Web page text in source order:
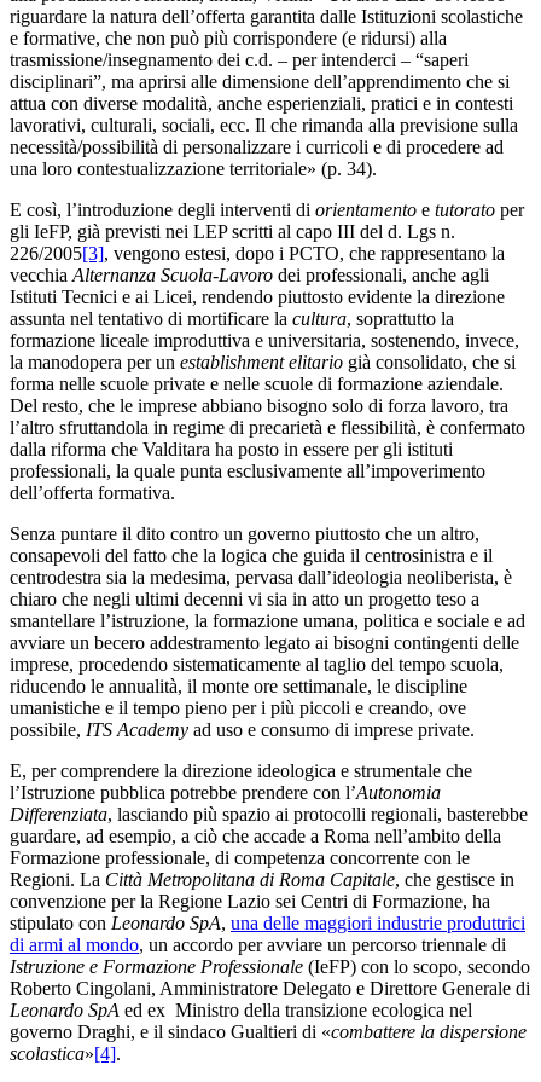
riguardare la natura dell’offerta garantita dalle Istituzioni scolastiche
e formative, che non può più corrispondere (e ridursi) alla
trasmissione/insegnamento dei c.d. – per intenderci – “saperi
disciplinari”, ma aprirsi alle dimensione dell’apprendimento che si
attua con diverse modalità, anche esperienziali, pratici e in contesti
lavorativi, culturali, sociali, ecc. Il che rimanda alla previsione sulla
necessità/possibilità di personalizzare i curricoli e di procedere ad
una loro contestualizzazione territoriale» (p. 34).
E così, l’introduzione degli interventi di orientamento e tutorato per
gli IeFP, già previsti nei LEP scritti al capo III del d. Lgs n.
226/2005[3], vengono estesi, dopo i PCTO, che rappresentano la
vecchia Alternanza Scuola-Lavoro dei professionali, anche agli
Istituti Tecnici e ai Licei, rendendo piuttosto evidente la direzione
assunta nel tentativo di mortificare la cultura, soprattutto la
formazione liceale improduttiva e universitaria, sostenendo, invece,
la manodopera per un establishment elitario già consolidato, che si
forma nelle scuole private e nelle scuole di formazione aziendale.
Del resto, che le imprese abbiano bisogno solo di forza lavoro, tra
l’altro sfruttandola in regime di precarietà e flessibilità, è confermato
dalla riforma che Valditara ha posto in essere per gli istituti
professionali, la quale punta esclusivamente all’impoverimento
dell’offerta formativa.
Senza puntare il dito contro un governo piuttosto che un altro,
consapevoli del fatto che la logica che guida il centrosinistra e il
centrodestra sia la medesima, pervasa dall’ideologia neoliberista, è
chiaro che negli ultimi decenni vi sia in atto un progetto teso a
smantellare l’istruzione, la formazione umana, politica e sociale e ad
avviare un becero addestramento legato ai bisogni contingenti delle
imprese, procedendo sistematicamente al taglio del tempo scuola,
riducendo le annualità, il monte ore settimanale, le discipline
umanistiche e il tempo pieno per i più piccoli e creando, ove
possibile, ITS Academy ad uso e consumo di imprese private.
E, per comprendere la direzione ideologica e strumentale che
l’Istruzione pubblica potrebbe prendere con l’Autonomia
Differenziata, lasciando più spazio ai protocolli regionali, basterebbe
guardare, ad esempio, a ciò che accade a Roma nell’ambito della
Formazione professionale, di competenza concorrente con le
Regioni. La Città Metropolitana di Roma Capitale, che gestisce in
convenzione per la Regione Lazio sei Centri di Formazione, ha
stipulato con Leonardo SpA, una delle maggiori industrie produttrici
di armi al mondo, un accordo per avviare un percorso triennale di
Istruzione e Formazione Professionale (IeFP) con lo scopo, secondo
Roberto Cingolani, Amministratore Delegato e Direttore Generale di
Leonardo SpA ed ex Ministro della transizione ecologica nel
governo Draghi, e il sindaco Gualtieri di «combattere la dispersione
scolastica»[4].